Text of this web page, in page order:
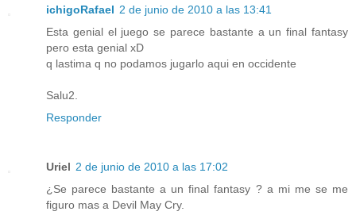
ichigoRafael 2 de junio de 2010 a las 13:41
Esta genial el juego se parece bastante a un final fantasy
pero esta genial xD
q lastima q no podamos jugarlo aqui en occidente
Salu2.
Responder
Uriel 2 de junio de 2010 a las 17:02
¿Se parece bastante a un final fantasy ? a mi me se me
figuro mas a Devil May Cry.